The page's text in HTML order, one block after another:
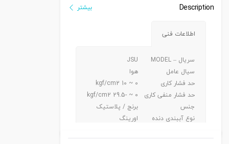
Description بیشتر
اطلاعات فنی
سریال – MODEL
JSU
سیال عامل
هوا
حد فشار کاری
0 ~ 10 kgf/cm2
حد فشار منفی کاری
0 ~ -29.5 kgf/cm2
جنس
برنج / پلاستیک
نوع آببندی دنده
اورینگ